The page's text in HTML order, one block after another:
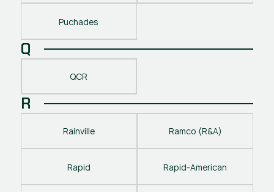
Puchades
Q
QCR
R
Rainville Ramco (R&A)
Rapid Rapid-American